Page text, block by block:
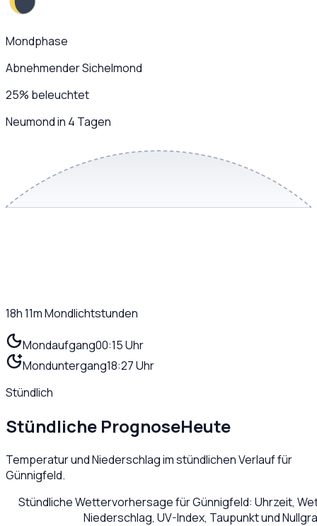
Mondphase
Abnehmender Sichelmond
25% beleuchtet
Neumond in 4 Tagen
18h 11mMondlichtstunden
Mondaufgang00:15 Uhr
Monduntergang18:27 Uhr
Stündlich
Stündliche PrognoseHeute
Temperatur und Niederschlag im stündlichen Verlauf für
Günnigfeld.
Stündliche Wettervorhersage fürGünnigfeld: Uhrzeit,
Niederschlag, UV-Index, Taupunkt und